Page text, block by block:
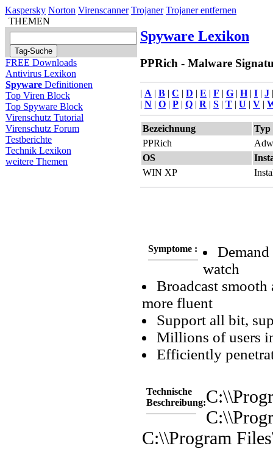
Kaspersky Norton Virenscanner Trojaner Trojaner entfernen
THEMEN
FREE Downloads
Antivirus Lexikon
Spyware Definitionen
Top Viren Block
Top Spyware Block
Virenschutz Tutorial
Virenschutz Forum
Testberichte
Technik Lexikon
weitere Themen
Spyware Lexikon
PPRich - Malware
| A | B | C | D | E | F | G | H| I | J
| N | O | P | Q | R | S | T | U | V |
Bezeichnung
Typ
PPRich
OS
WIN XP
Symptome :
watch
Broadcast smooth
more fluent
Support all bit,
Millions of users
Efficiently
Technische
Beschreibung:
C:\\Program